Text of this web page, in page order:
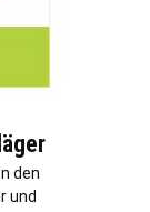
den
und